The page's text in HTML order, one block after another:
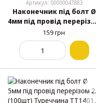
Артикул: 00000047883
Наконечник під болт Ø
4мм під провід перерізом
1 (100шт) Туреччина
159 грн